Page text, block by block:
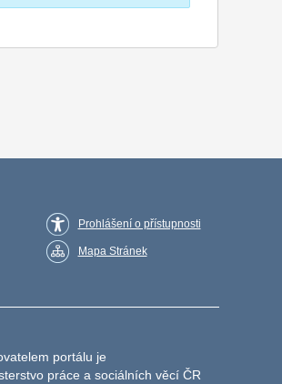
Prohlášení o přístupnosti
Mapa Stránek
portálu je
práce a sociálních věcí ČR